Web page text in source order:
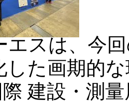
エスは、今
した画期的
建設・測